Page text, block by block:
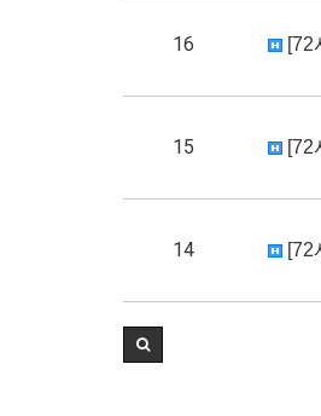
16 [72
15 [72
14 [72